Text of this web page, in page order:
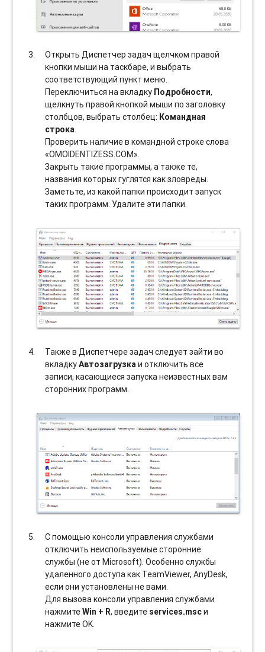
Открыть Диспетчер задач щелчком правой
кнопки мыши на таскбаре, и выбрать
соотвeтствующий пункт меню.
Переключиться на вкладку Подробности,
щелкнуть правой кнопкой мыши по заголовку
столбцов, выбрать столбец: Командная
строка.
Проверить наличие в командной строке слова
«OMOIDENTIZESS.COM».
Закрыть такие программы, а также те,
названия которых гуглятся как зловреды.
Заметьте, из какой папки происходит запуск
таких программ. Удалите эти папки.
Также в Диспетчере задач следует зайти во
вкладкуАвтозагрузкаи отключить все
записи, касающиеся запуска неизвестных вам
сторонних программ.
С помощью консоли управления службами
отключить неиспользуемые сторонние
службы (не от Microsoft). Особенно службы
удаленного доступа как TeamViewer, AnyDesk,
если они установлены не вами.
Для вызова консоли управления службами
нажмитеWin + R, введите services.mscи
нажмите OK.